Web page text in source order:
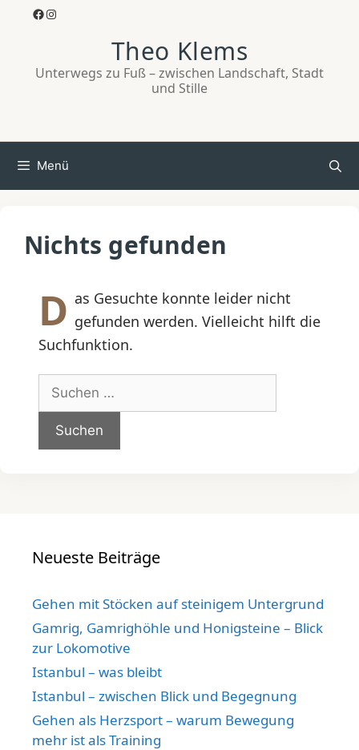
Facebook
Instagram
Theo Klems
Unterwegs zu Fuß – zwischen Landschaft, Stadt
und Stille
Menü
Nichts gefunden
D as Gesuchte konnte leider nicht
gefunden werden. Vielleicht hilft die
Suchfunktion.
Suchen
nach:
Neueste Beiträge
Gehen mit Stöcken auf steinigem Untergrund
Gamrig, Gamrighöhle und Honigsteine – Blick
zur Lokomotive
Istanbul – was bleibt
Istanbul – zwischen Blick und Begegnung
Gehen als Herzsport – warum Bewegung
mehr ist als Training